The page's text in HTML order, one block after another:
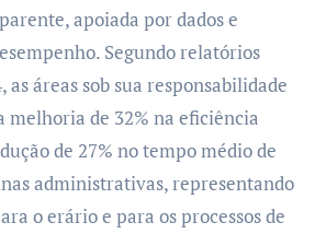
apoiada por dados e
Segundo relatórios
as áreas sob sua responsabilidade
de 32% na eficiência
de 27% no tempo médio de
administrativas, representando
o erário e para os processos de